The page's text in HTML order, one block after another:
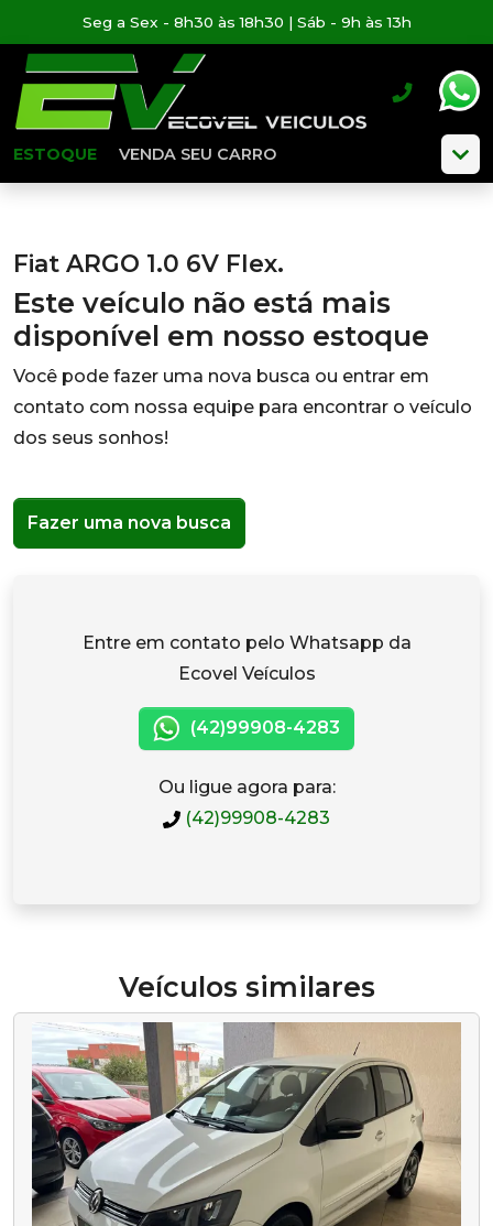
Seg a Sex - 8h30 às 18h30 | Sáb - 9h às 13h
ESTOQUE VENDA SEU CARRO
Fiat ARGO 1.0 6V Flex.
Este veículo não está mais
disponível em nosso estoque
Você pode fazer uma nova busca ou entrar em
contato com nossa equipe para encontrar o veículo
dos seus sonhos!
Fazer uma nova busca
Entre em contato pelo Whatsapp da
Ecovel Veículos
(42)99908-4283
Ou ligue agora para:
(42)99908-4283
Veículos similares